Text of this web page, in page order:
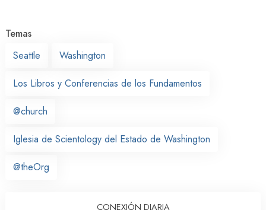
Temas
Seattle
Washington
Los Libros y Conferencias de los Fundamentos
@church
Iglesia de Scientology del Estado de Washington
@theOrg
CONEXIÓN DIARIA